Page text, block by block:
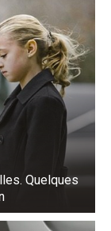
Quelques